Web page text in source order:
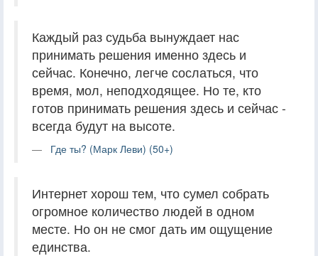
Каждый раз судьба вынуждает нас
принимать решения именно здесь и
сейчас. Конечно, легче сослаться, что
время, мол, неподходящее. Но те, кто
готов принимать решения здесь и сейчас -
всегда будут на высоте.
Где ты? (Марк Леви) (50+)
Интернет хорош тем, что сумел собрать
огромное количество людей в одном
месте. Но он не смог дать им ощущение
единства.